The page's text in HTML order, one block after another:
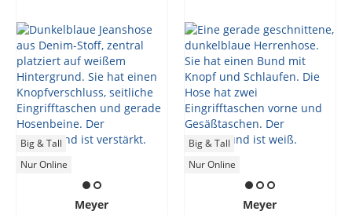
Big & Tall
Nur Online
Meyer
Big & Tall
Nur Online
Meyer